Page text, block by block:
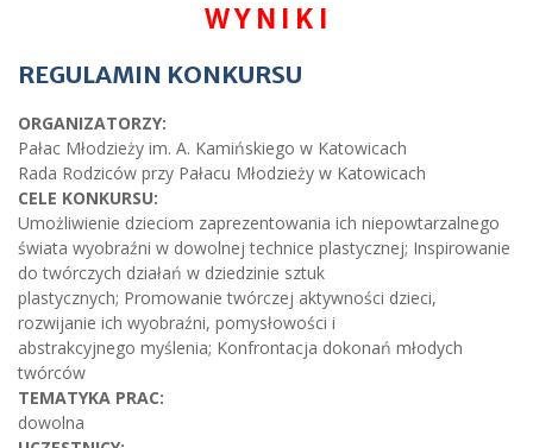
W Y N I K I
REGULAMIN KONKURSU
ORGANIZATORZY:
Pałac Młodzieży im. A. Kamińskiego w Katowicach
Rada Rodziców przy Pałacu Młodzieży w Katowicach
CELE KONKURSU:
Umożliwienie dzieciom zaprezentowania ich niepowtarzalnego
świata wyobraźni w dowolnej technice plastycznej; Inspirowanie
do twórczych działań w dziedzinie sztuk
plastycznych; Promowanie twórczej aktywności dzieci,
rozwijanie ich wyobraźni, pomysłowości i
abstrakcyjnego myślenia; Konfrontacja dokonań młodych
twórców
TEMATYKA PRAC:
dowolna